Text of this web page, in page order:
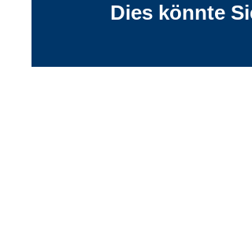
Dies könnte